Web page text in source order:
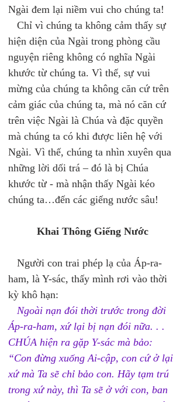
Ngài đem lại niềm vui cho chúng ta!
Chỉ vì chúng ta không cảm thấy sự
hiện diện của Ngài trong phòng cầu
nguyện riêng không có nghĩa Ngài
khước từ chúng ta. Vì thế, sự vui
mừng của chúng ta không căn cứ trên
cảm giác của chúng ta, mà nó căn cứ
trên việc Ngài là Chúa và đặc quyền
mà chúng ta có khi được liên hệ với
Ngài. Vì thế, chúng ta nhìn xuyên qua
những lời dối trá – đó là bị Chúa
khước từ - mà nhận thấy Ngài kéo
chúng ta…đến các giếng nước sâu!
Khai Thông Giếng Nước
Người con trai phép lạ của Áp-ra-
ham, là Y-sác, thấy mình rơi vào thời
kỳ khô hạn:
Ngoài nạn đói thời trước trong đời
Áp-ra-ham, xứ lại bị nạn đói nữa. . .
CHÚA hiện ra gặp Y-sác mà bảo:
“Con đừng xuống Ai-cập, con cứ ở lại
xứ mà Ta sẽ chỉ bảo con. Hãy tạm trú
trong xứ này, thì Ta sẽ ở với con, ban